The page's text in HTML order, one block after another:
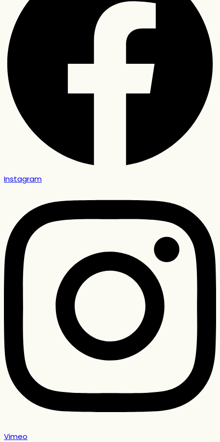
Instagram
Vimeo